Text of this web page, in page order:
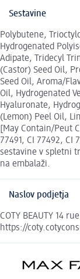
Sestavine
Polybutene,
Hydrogenated
Adipate, Tridecyl
(Castor) Seed Oil,
Seed Oil, Aroma/
Oil, Hydrogenated
Hyaluronate,
(Lemon) Peel Oil,
[May Contain/Peut
77491, CI 77492, CI
sestavine v spletni
na embalaži.
Naslov podjetja
COTY BEAUTY 14
https://